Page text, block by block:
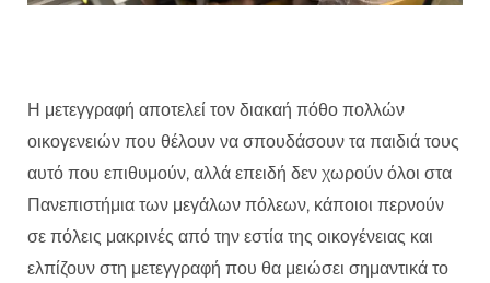
Η μετεγγραφή αποτελεί τον διακαή πόθο πολλών
οικογενειών που θέλουν να σπουδάσουν τα παιδιά τους
αυτό που επιθυμούν, αλλά επειδή δεν χωρούν όλοι στα
Πανεπιστήμια των μεγάλων πόλεων, κάποιοι περνούν
σε πόλεις μακρινές από την εστία της οικογένειας και
ελπίζουν στη μετεγγραφή που θα μειώσει σημαντικά το